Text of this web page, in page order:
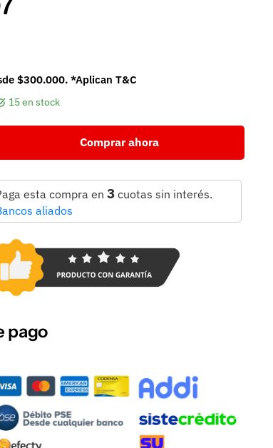
$300.000. *Aplican T&C
15 en stock
Comprar ahora
esta compra en 3cuotas sin interés.
aliados
pago